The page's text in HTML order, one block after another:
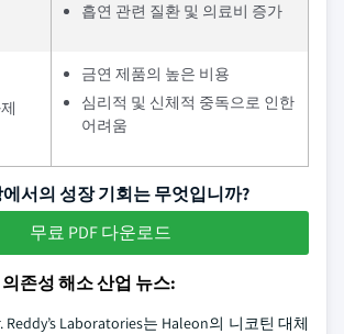
흡연 관련 질환 및 의료비 증가
금연 제품의 높은 비용
심리적 및 신체적 중독으로 인한
어려움
서의 성장 기회는 무엇입니까?
무료 PDF 다운로드
존성 해소 산업 뉴스:
Reddy’s Laboratories는 Haleon의 니코틴 대체